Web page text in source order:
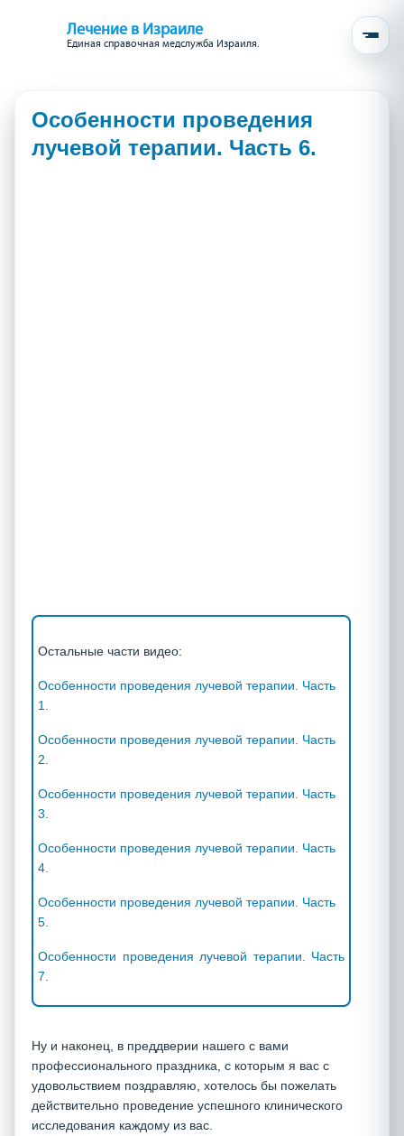
Лечение в Израиле
Единая справочная медслужба Израиля.
Особенности проведения
лучевой терапии. Часть 6.
Остальные части видео:
Особенности проведения лучевой терапии. Часть
1.
Особенности проведения лучевой терапии. Часть
2.
Особенности проведения лучевой терапии. Часть
3.
Особенности проведения лучевой терапии. Часть
4.
Особенности проведения лучевой терапии. Часть
5.
Особенности проведения лучевой терапии. Часть
7.
Ну и наконец, в преддверии нашего с вами
профессионального праздника, с которым я вас с
удовольствием поздравляю, хотелось бы пожелать
действительно проведение успешного клинического
исследования каждому из вас.